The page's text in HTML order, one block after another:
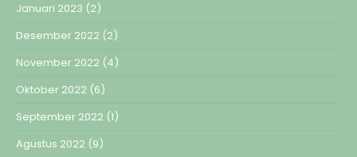
Januari 2023 (2)
Desember 2022 (2)
November 2022 (4)
Oktober 2022 (6)
September 2022 (1)
Agustus 2022 (9)